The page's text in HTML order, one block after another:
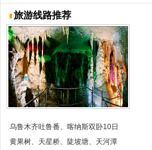
旅游线路推荐
乌鲁木齐吐鲁番、喀纳斯双卧10日
黄果树、天星桥、陡坡塘、天河潭